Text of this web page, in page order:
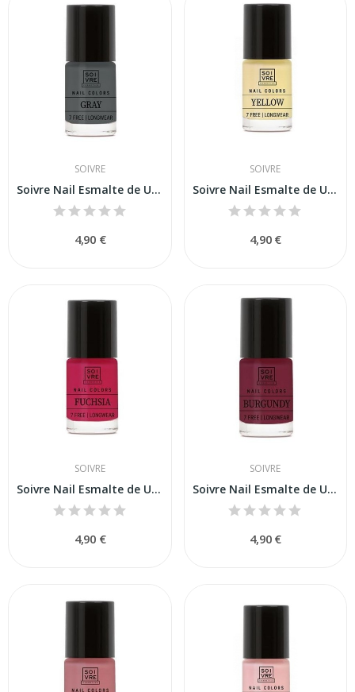
SOIVRE
Soivre Nail Esmalte de Uñas Gray 6ml
4,90 €
SOIVRE
Soivre Nail Esmalte de Uñas Yellow 6ml
4,90 €
SOIVRE
Soivre Nail Esmalte de Uñas Fuchsia 6ml
4,90 €
SOIVRE
Soivre Nail Esmalte de Uñas Burgundy 6ml
4,90 €